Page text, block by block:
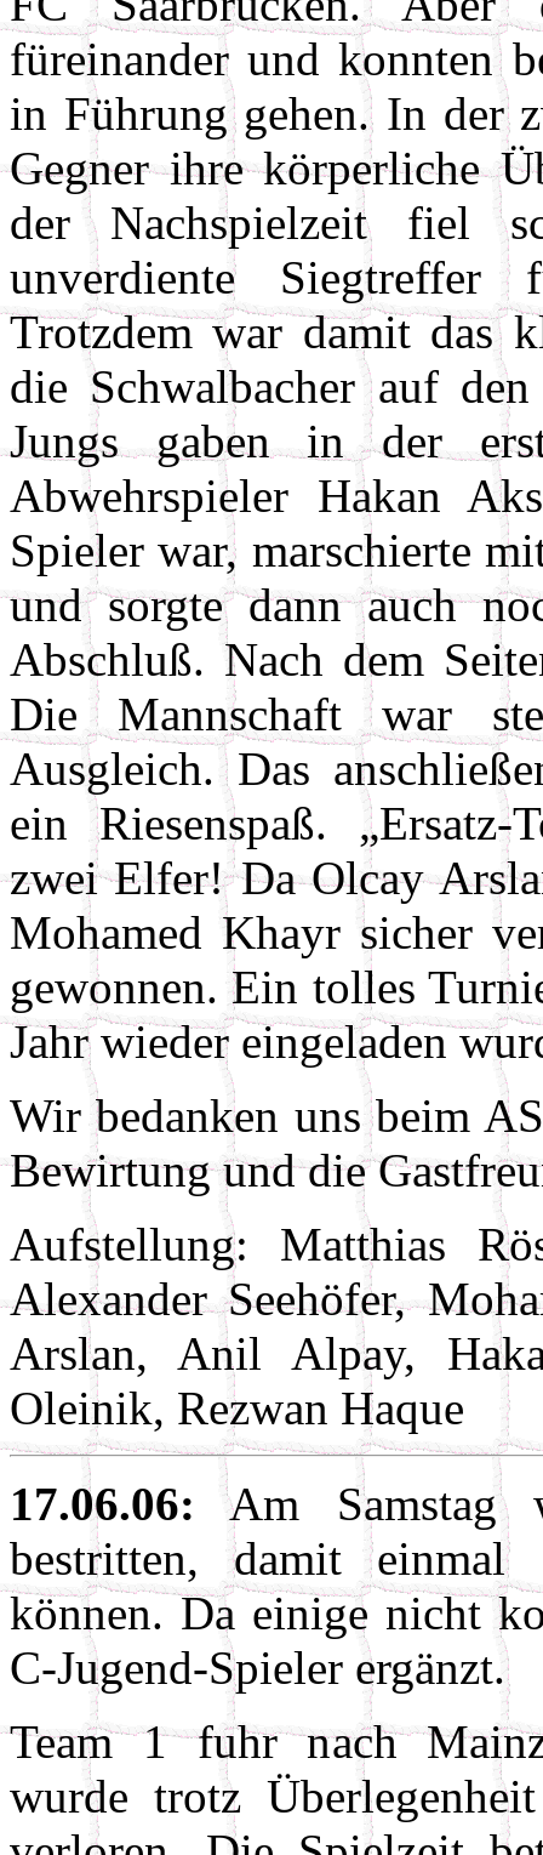
füreinander und konnten
in Führung gehen. In der
Gegner ihre körperliche
der Nachspielzeit fiel
unverdiente Siegtreffer
Trotzdem war damit das
die Schwalbacher auf
Jungs gaben in der
Abwehrspieler Hakan
Spieler war, marschierte
und sorgte dann auch
Abschluß. Nach dem
Die Mannschaft war
Ausgleich. Das
ein Riesenspaß.
zwei Elfer! Da Olcay
Mohamed Khayr sicher
gewonnen. Ein tolles
Jahr wieder eingeladen
Wir bedanken uns beim
Bewirtung und die
Aufstellung: Matthias
Alexander Seehöfer,
Arslan, Anil Alpay,
Oleinik, Rezwan Haque
17.06.06:
Am Samstag
bestritten, damit einmal
können. Da einige nicht
C-Jugend-Spieler ergänzt.
Team 1 fuhr nach
wurde trotz